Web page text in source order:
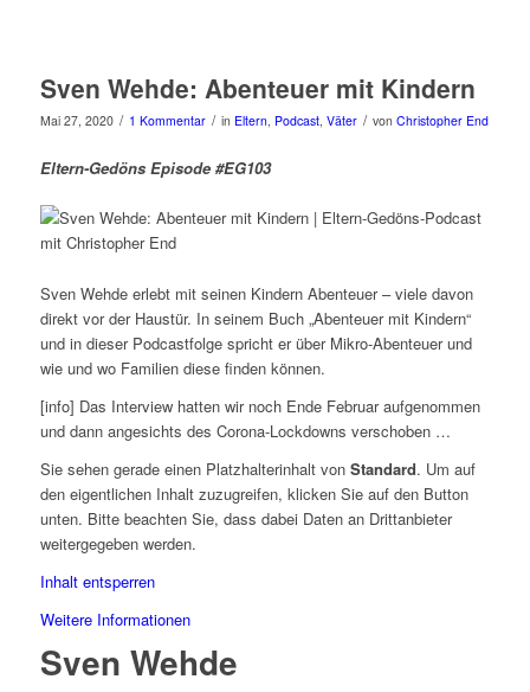
Sven Wehde: Abenteuer mit Kindern
Mai 27, 2020 / 1 Kommentar / in Eltern, Podcast, Väter / von Christopher End
Eltern-Gedöns Episode #EG103
Sven Wehde erlebt mit seinen Kindern Abenteuer – viele davon
direkt vor der Haustür. In seinem Buch „Abenteuer mit Kindern“
und in dieser Podcastfolge spricht er über Mikro-Abenteuer und
wie und wo Familien diese finden können.
[info] Das Interview hatten wir noch Ende Februar aufgenommen
und dann angesichts des Corona-Lockdowns verschoben …
Sie sehen gerade einen Platzhalterinhalt von Standard. Um auf
den eigentlichen Inhalt zuzugreifen, klicken Sie auf den Button
unten. Bitte beachten Sie, dass dabei Daten an Drittanbieter
weitergegeben werden.
Inhalt entsperren
Weitere Informationen
Sven Wehde